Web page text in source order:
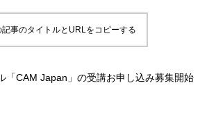
記事のタイトルとURLをコピーする
「CAM Japan」の受講お申し込み募集開始